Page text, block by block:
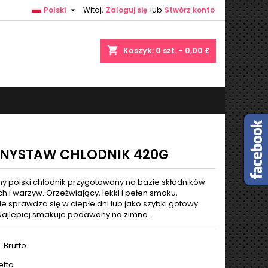
Witaj, Zaloguj się lub Stwórz konto
Polski 
shopping_cart Koszyk: 0 szt. - 0,00 £
CHLODNIK 420G
polski chłodnik przygotowany na bazie składników
i warzyw. Orzeźwiający, lekki i pełen smaku,
sprawdza się w ciepłe dni lub jako szybki gotowy
smakuje podawany na zimno.
Brutto